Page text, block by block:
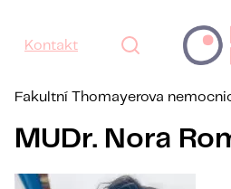
Kontakt
Fakultní Thomayerova
MUDr. Nora